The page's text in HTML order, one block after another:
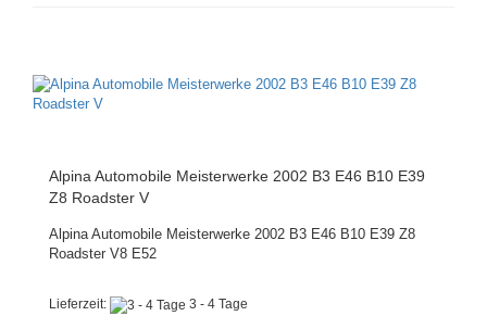
Alpina Automobile Meisterwerke 2002 B3 E46 B10 E39
Z8 Roadster V
Alpina Automobile Meisterwerke 2002 B3 E46 B10 E39 Z8
Roadster V8 E52
Lieferzeit: 3 - 4 Tage